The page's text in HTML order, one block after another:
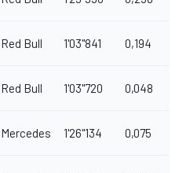
Red Bull 1'03"841 0,194
Red Bull 1'03"720 0,048
Mercedes 1'26"134 0,075